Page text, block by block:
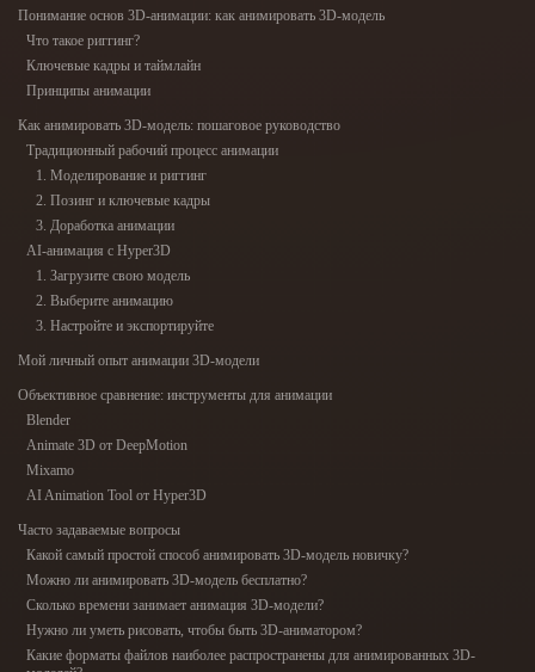
VR/AR
Character
Design
Metaverse
Mechanical
Engineering
Плагины
Blender
Godot
Стили
Abstract
Fantasy Flat
Industrial Isometric Low Poly
Minimalist Modern Photorealistic
Понимание основ 3D-анимации: как анимировать 3D-модель
Что такое риггинг?
Ключевые кадры и таймлайн
Принципы анимации
Как анимировать 3D-модель: пошаговое руководство
Традиционный рабочий процесс анимации
1. Моделирование и риггинг
2. Позинг и ключевые кадры
3. Доработка анимации
AI-анимация с Hyper3D
1. Загрузите свою модель
2. Выберите анимацию
3. Настройте и экспортируйте
Мой личный опыт анимации 3D-модели
Объективное сравнение: инструменты для анимации
Blender
Animate 3D от DeepMotion
Mixamo
AI Animation Tool от Hyper3D
Часто задаваемые вопросы
Какой самый простой способ анимировать 3D-модель новичку?
Можно ли анимировать 3D-модель бесплатно?
Сколько времени занимает анимация 3D-модели?
Нужно ли уметь рисовать, чтобы быть 3D-аниматором?
Какие форматы файлов наиболее распространены для анимированных 3D-